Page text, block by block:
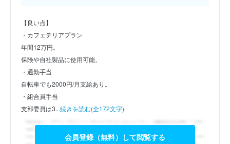
【良い点】
・カフェテリアプラン
年間12万円。
保険や自社製品に使用可能。
・通勤手当
自転車でも2000円/月支給あり。
・組合員手当
支部委員は3...続きを読む(全172文字)
会員登録（無料）して閲覧する